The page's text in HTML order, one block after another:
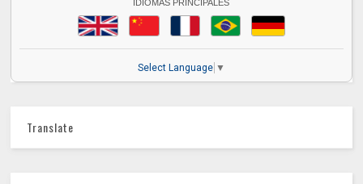
IDIOMAS PRINCIPALES
Select Language ▼
Translate